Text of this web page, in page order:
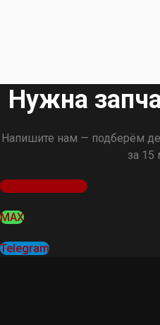
Нужна
Напишите нам — подберём
за 15
Оставить заявку
MAX
Telegram